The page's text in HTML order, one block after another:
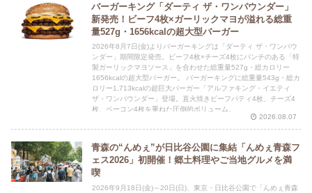
バーガーキング「ダーティ ザ・ワンパウンダー」
新発売！ビーフ4枚×ガーリックマヨが溢れる総重
量527g・1656kcalの超大型バーガー
2026年8月7日(金)よりバーガーキングは「ダーティ ザ・ワンパウ
ンダー」期間限定発売。ビーフ4枚×チーズ4枚にパンチのある「特
製ガーリックマヨソース」を合わせた総重量527g・総カロリー
1656kcalの超大型バーガー。 バーガーキングに総重量543g・総カ
ロリー1,713kcalの超巨大バーガー「アルファキング・イエティ
ザ・ワンパウンダー」登場。直火焼きビーフパティ4枚、チーズ4
枚、ベーコン4枚を重ねた圧倒的ボリューム。
2026.08.07
青森の“んめぇ”が日比谷公園に集結「んめぇ青森フ
ェス2026」初開催！郷土料理やご当地グルメを満
喫
2026年9月18日(金)～20日(日)、東京・日比谷公園で「んめぇ青森